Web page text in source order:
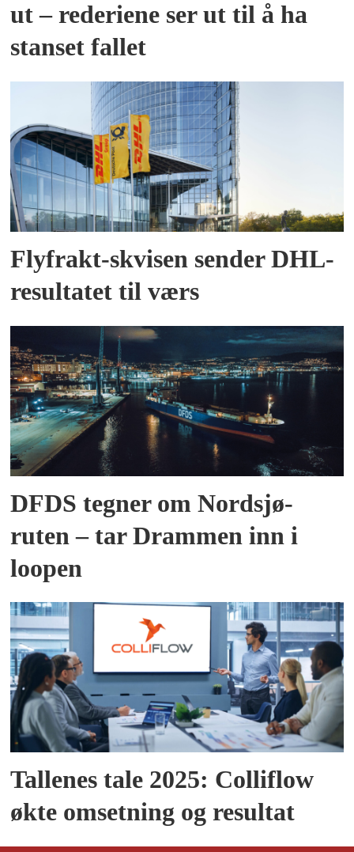
ut – rederiene ser ut til å ha
stanset fallet
Flyfrakt-skvisen sender DHL-
resultatet til værs
DFDS tegner om Nordsjø-
ruten – tar Drammen inn i
loopen
Tallenes tale 2025: Colliflow
økte omsetning og resultat